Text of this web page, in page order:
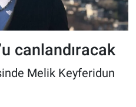
canlandıracak
Melik Keyferidun